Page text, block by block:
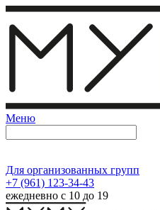
Меню
Для организованных групп
+7 (961) 123-34-43
ежедневно с 10 до 19